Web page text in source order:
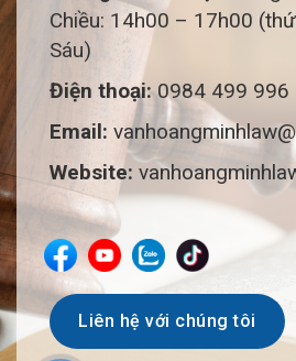
Chiều: 14h00 – 17h00
Sáu)
Điện thoại:0984 499 996
Email:
Website:
Liên hệ với chúng tôi